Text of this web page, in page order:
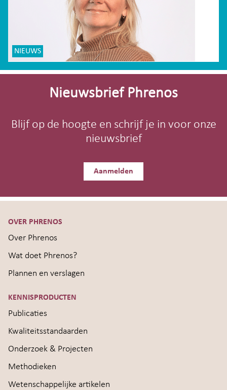
NIEUWS
Site-
Nieuwsbrief Phrenos
Blijf op de hoogte en schrijf je in voor onze
nieuwsbrief
Aanmelden
OVER PHRENOS
Over Phrenos
Wat doet Phrenos?
Plannen en verslagen
KENNISPRODUCTEN
Publicaties
Kwaliteitsstandaarden
Onderzoek & Projecten
Methodieken
Wetenschappelijke artikelen